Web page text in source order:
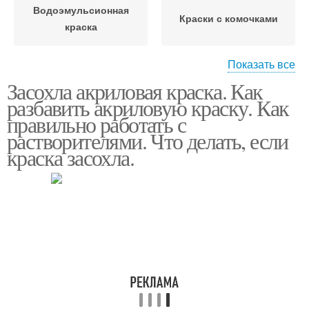
Водоэмульсионная
краска
Краски с комочками
акриловых красок
Акриловые краски
Краски по номерам
Показать все
Засохла акриловая краска. Как
разбавить акриловую краску. Как
правильно работать с
растворителями. Что делать, если
краска засохла.